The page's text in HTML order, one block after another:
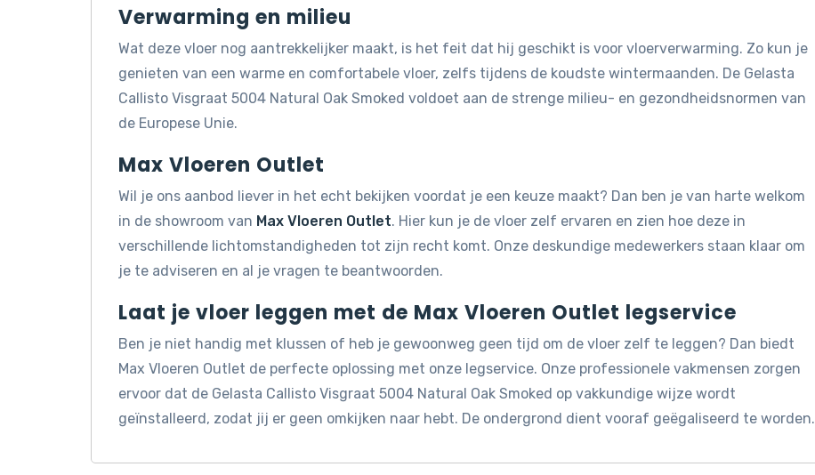
Verwarming en milieu
Wat deze vloer nog aantrekkelijker maakt, is het feit dat hij geschikt is voor vloerverwarming. Zo kun je
genieten van een warme en comfortabele vloer, zelfs tijdens de koudste wintermaanden. De Gelasta
Callisto Visgraat 5004 Natural Oak Smoked voldoet aan de strenge milieu- en gezondheidsnormen van
de Europese Unie.
Max Vloeren Outlet
Wil je ons aanbod liever in het echt bekijken voordat je een keuze maakt? Dan ben je van harte welkom
in de showroom van Max Vloeren Outlet. Hier kun je de vloer zelf ervaren en zien hoe deze in
verschillende lichtomstandigheden tot zijn recht komt. Onze deskundige medewerkers staan klaar om
je te adviseren en al je vragen te beantwoorden.
Laat je vloer leggen met de Max Vloeren Outlet legservice
Ben je niet handig met klussen of heb je gewoonweg geen tijd om de vloer zelf te leggen? Dan biedt
Max Vloeren Outlet de perfecte oplossing met onze legservice. Onze professionele vakmensen zorgen
ervoor dat de Gelasta Callisto Visgraat 5004 Natural Oak Smoked op vakkundige wijze wordt
geïnstalleerd, zodat jij er geen omkijken naar hebt. De ondergrond dient vooraf geëgaliseerd te worden.